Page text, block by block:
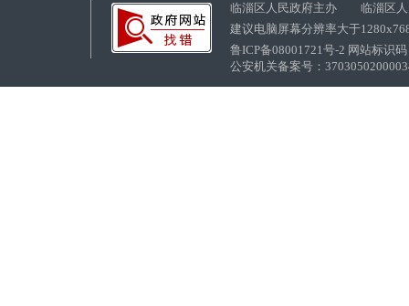
临淄区人民政府主办 临淄区人
建议电脑屏幕分辨率大于
鲁ICP备08001721号-2 网站标识
公安机关备案号：